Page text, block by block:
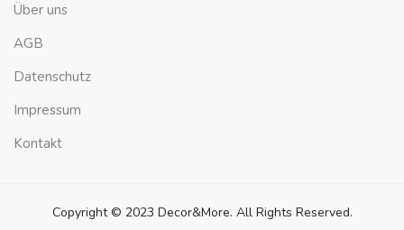
Über uns
AGB
Datenschutz
Impressum
Kontakt
Copyright © 2023 Decor&More. All Rights Reserved.